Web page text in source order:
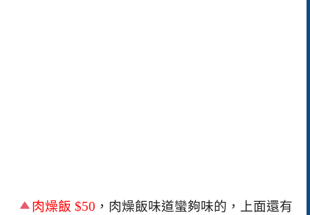
肉燥飯 $50 ，肉燥飯味道蠻夠味的，上面還有